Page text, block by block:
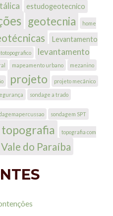
estudogeotecnico
geotecnia home
Levantamento
levantamento
mapeamento urbano mezanino
projeto projeto mecânico
sondage a trado
sondagem SPT
topografia topografia com
Vale do Paraíba